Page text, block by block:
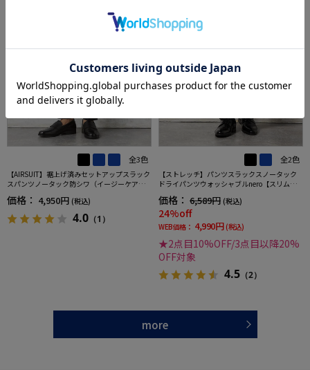
全3色
【AIRSUIT】裾上げ済みセットアップスラック
スパンツノータック防シワ（イージーケア）
価格： 4,950円 (税込)
4.0 （1）
全2色
【ストレッチ】パンツスラックスノータック
ドライパンツウォッシャブルnero【スリムデ
価格： 6,589円 (税込)
24%off
WEB価格： 4,990円 (税込)
★2点目10%OFF/3点目以降20%
OFF対象
4.5 （2）
more